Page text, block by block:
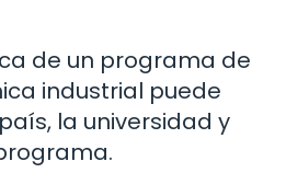
de un programa de
industrial puede
la universidad y